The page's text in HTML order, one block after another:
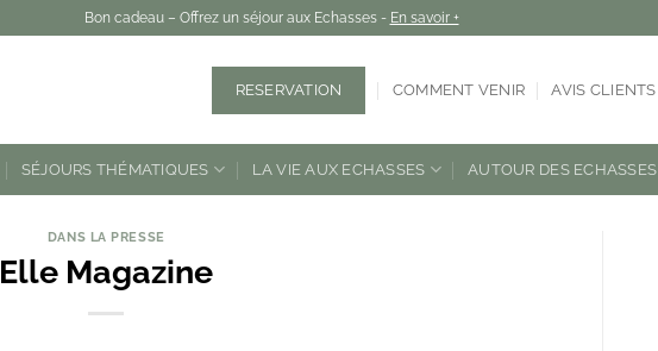
Bon cadeau – Offrez un séjour aux Echasses - En savoir +
RESERVATION COMMENT VENIR AVIS CLIENTS
SÉJOURS THÉMATIQUES LA VIE AUX ECHASSES AUTOUR DES ECHASSES
DANS LA PRESSE
Elle Magazine